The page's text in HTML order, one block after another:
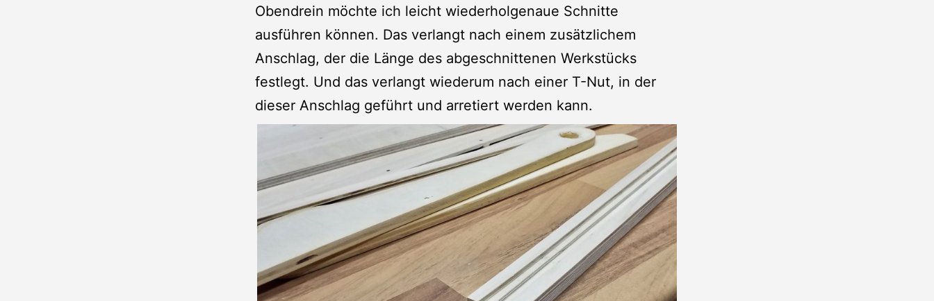
Obendrein möchte ich leicht wiederholgenaue Schnitte
ausführen können. Das verlangt nach einem zusätzlichem
Anschlag, der die Länge des abgeschnittenen Werkstücks
festlegt. Und das verlangt wiederum nach einer T-Nut, in der
dieser Anschlag geführt und arretiert werden kann.